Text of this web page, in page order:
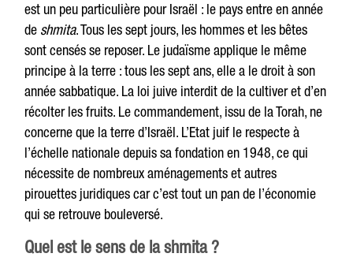
est un peu particulière pour Israël : le pays entre en année
de shmita. Tous les sept jours, les hommes et les bêtes
sont censés se reposer. Le judaïsme applique le même
principe à la terre : tous les sept ans, elle a le droit à son
année sabbatique. La loi juive interdit de la cultiver et d’en
récolter les fruits. Le commandement, issu de la Torah, ne
concerne que la terre d’Israël. L’Etat juif le respecte à
l’échelle nationale depuis sa fondation en 1948, ce qui
nécessite de nombreux aménagements et autres
pirouettes juridiques car c’est tout un pan de l’économie
qui se retrouve bouleversé.
Quel est le sens de la shmita ?